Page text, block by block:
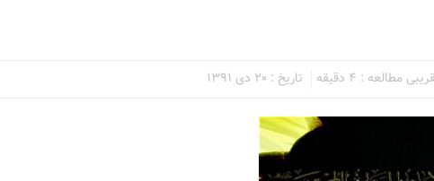
مطالعه : 4 دقیقه تاریخ : 20 دی 1391